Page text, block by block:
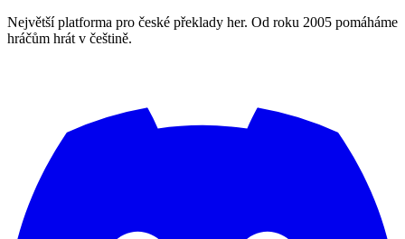
Největší platforma pro české překlady her. Od roku 2005 pomáháme
hráčům hrát v češtině.